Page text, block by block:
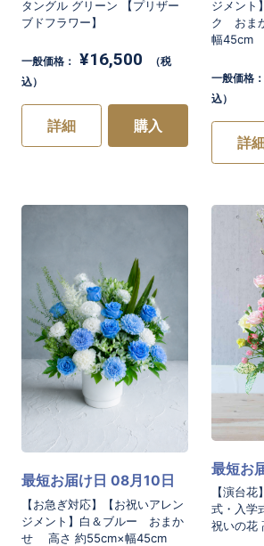
タングル グリーン 【プリザー
ブドフラワー】
一般価格： ¥16,500
（税
込）
詳細 購入
ジメント
ク おま
幅45cm
一般価格：
込）
詳
【お急ぎ対応】【お祝いアレン
ジメント】白＆ブルー おまか
せ 高さ 約55cm×幅45cm
最短お届け日 08月10日
【演台
式・入学
祝いの花
最短お